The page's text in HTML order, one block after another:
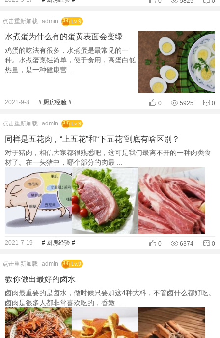
点击重新加载 admin Lv.9
水煮蛋为什么有的蛋黄表面会变绿
鸡蛋的吃法有很多，水煮蛋是最常见的一
种。水煮蛋烹饪简单，便于食用，高蛋白低
热量，是一种健康营 ...
2021-9-8 # 厨房经验 # 0 5925 0
点击重新加载 admin Lv.9
同样是五花肉，“上五花”和“下五花”到底有啥区别？
对于猪肉，相信大家都很熟悉吧，这可是我们最离不开的一种肉类食
材了。在一头猪中，哪个部分的肉最 ...
2021-7-19 # 厨房经验 # 0 6374 0
点击重新加载 admin Lv.9
教你做出最好的卤水
卤肉最重要的是卤水，做时候只要加这4种大料，不管卤什么都好吃。
卤肉是很多人都非常喜欢吃的，香嫩 ...